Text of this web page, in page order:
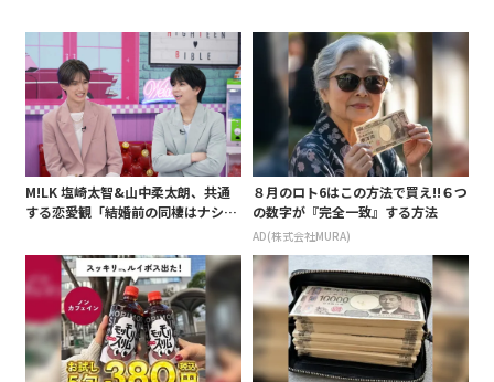
白 後遺症も語る
も添えて
M!LK 塩崎太智&山中柔太朗、共通
する恋愛観「結婚前の同棲はナシ」
８月のロト6はこの方法で買え!!６つ
の数字が『完全一致』する方法
AD(株式会社MURA)